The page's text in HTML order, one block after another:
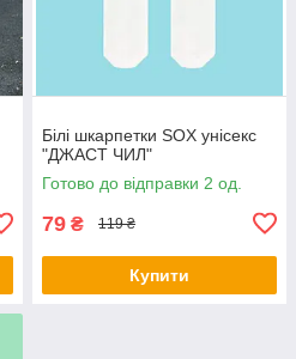
Білі шкарпетки SOX унісекс
"ДЖАСТ ЧИЛ"
Готово до відправки 2 од.
79 ₴ 119 ₴
Купити